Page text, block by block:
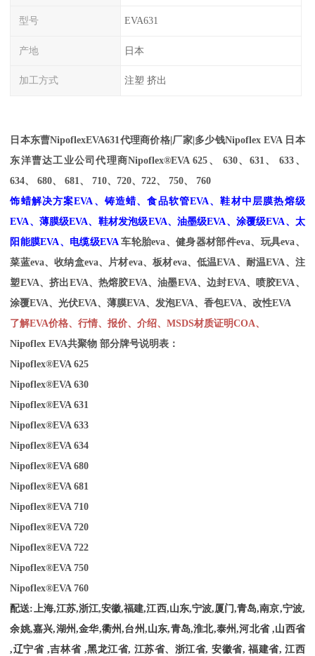
型号 EVA631
产地 日本
加工方式 注塑 挤出
日本东曹NipoflexEVA631代理商价格|厂家|多少钱NipoflexEVA 日本
东洋曹达工业公司代理商Nipoflex®EVA 625 、 630、 631、 633 、
634、 680、 681、 710、720、722、 750、
760
饰蜡解决方案EVA 、铸造蜡、食品软管EVA、鞋材中层膜热熔级
EVA、薄膜级EVA、鞋材发泡级EVA、油墨级EVA、涂覆级EVA、太
阳能膜EVA、电缆级EVA车轮胎eva、健身器材部件eva、玩具eva、
菜蓝eva、收纳盒eva、片材eva、板材eva、 低温EVA、耐温EVA、注
塑EVA、挤出EVA、热熔胶EVA、油墨EVA、边封EVA、喷胶EVA、
涂覆EVA、光伏EVA、薄膜EVA、发泡EVA、香包EVA、改性EVA
了解EVA价格、行情、报价、介绍、MSDS材质证明COA、
Nipoflex EVA共聚物 部分牌号说明表：
Nipoflex®EVA 625
Nipoflex®EVA 630
Nipoflex®EVA 631
Nipoflex®EVA 633
Nipoflex®EVA 634
Nipoflex®EVA 680
Nipoflex®EVA 681
Nipoflex®EVA 710
Nipoflex®EVA 720
Nipoflex®EVA 722
Nipoflex®EVA 750
Nipoflex®EVA 760
配送: 上海,江苏,浙江,安徽,福建,江西,山东,宁波,厦门,青岛,南京,宁波,
余姚,嘉兴,湖州,金华,衢州,台州,山东,青岛,淮北,泰州,河北省 ,山西省
,辽宁省 ,吉林省 ,黑龙江省, 江苏省、浙江省, 安徽省, 福建省, 江西